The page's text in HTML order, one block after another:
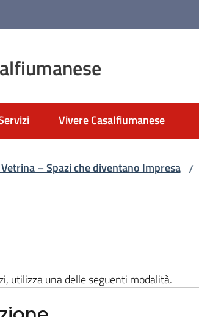
Vivere Casalfiumanese
– Spazi che diventano Impresa /
utilizza una delle seguenti modalità.